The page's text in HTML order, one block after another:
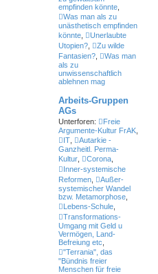
empfinden könnte
Was man als zu
unästhetisch empfinden
könnte
Unerlaubte
Utopien?
Zu wilde
Fantasien?
Was man
als zu
unwissenschaftlich
ablehnen mag
Arbeits-Gruppen
AGs
Unterforen:
Freie
Argumente-Kultur FrAK
IT
Autarkie -
Ganzheitl. Perma-
Kultur
Corona
Inner-systemische
Reformen
Außer-
systemischer Wandel
bzw. Metamorphose
Lebens-Schule
Transformations-
Umgang mit Geld u
Vermögen, Land-
Befreiung etc
"Terrania", das
"Bündnis freier
Menschen für freie